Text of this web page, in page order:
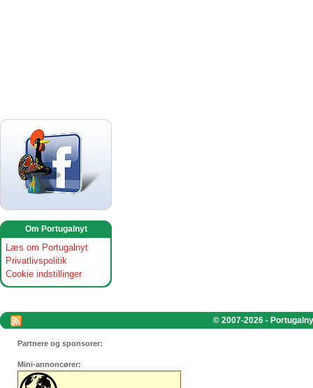
Om Portugalnyt
Læs om Portugalnyt
Privatlivspolitik
Cookie indstillinger
© 2007-2026 -
Partnere og sponsorer:
Mini-annoncører: